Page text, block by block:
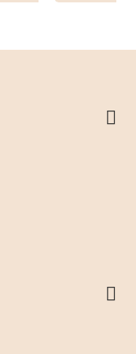
&
Collection